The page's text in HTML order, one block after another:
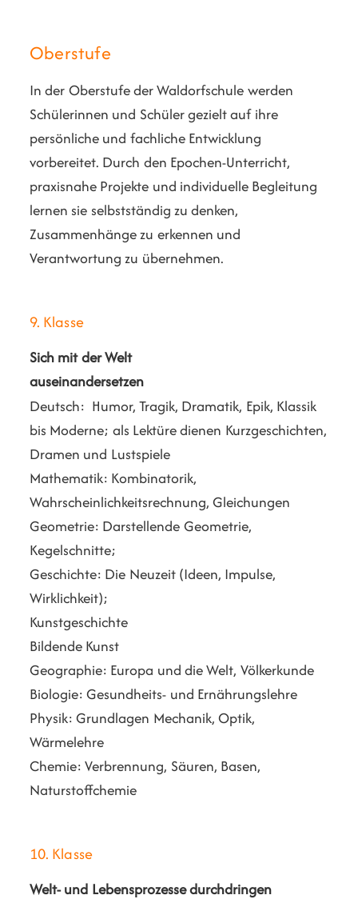
Oberstufe
In der Oberstufe der Waldorfschule werden
Schülerinnen und Schüler gezielt auf ihre
persönliche und fachliche Entwicklung
vorbereitet. Durch den Epochen-Unterricht,
praxisnahe Projekte und individuelle Begleitung
lernen sie selbstständig zu denken,
Zusammenhänge zu erkennen und
Verantwortung zu übernehmen.
9. Klasse
Sich mit der Welt
auseinandersetzen
Deutsch: Humor, Tragik, Dramatik, Epik, Klassik
bis Moderne; als Lektüre dienen Kurzgeschichten,
Dramen und Lustspiele
Mathematik: Kombinatorik,
Wahrscheinlichkeitsrechnung, Gleichungen
Geometrie: Darstellende Geometrie,
Kegelschnitte;
Geschichte: Die Neuzeit (Ideen, Impulse,
Wirklichkeit);
Kunstgeschichte
Bildende Kunst
Geographie: Europa und die Welt, Völkerkunde
Biologie: Gesundheits- und Ernährungslehre
Physik: Grundlagen Mechanik, Optik,
Wärmelehre
Chemie: Verbrennung, Säuren, Basen,
Naturstoffchemie
10. Klasse
Welt- und Lebensprozesse durchdringen